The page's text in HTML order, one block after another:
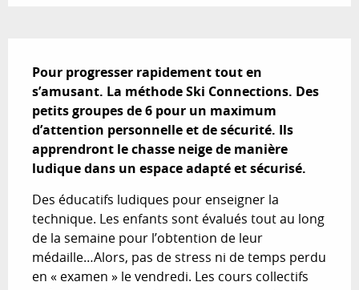
Pour progresser rapidement tout en
s’amusant. La méthode Ski Connections. Des
petits groupes de 6 pour un maximum
d’attention personnelle et de sécurité. Ils
apprendront le chasse neige de manière
ludique dans un espace adapté et sécurisé.
Des éducatifs ludiques pour enseigner la
technique. Les enfants sont évalués tout au long
de la semaine pour l’obtention de leur
médaille…Alors, pas de stress ni de temps perdu
en « examen » le vendredi. Les cours collectifs